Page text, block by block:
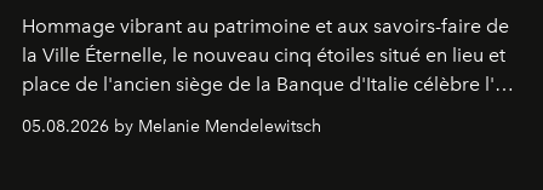
Hommage vibrant au patrimoine et aux savoirs-faire de
la Ville Éternelle, le nouveau cinq étoiles situé en lieu et
place de l'ancien siège de la Banque d'Italie célèbre l'art
de vivre Romain dans toute son élégance intemporelle.
05.08.2026 by Melanie Mendelewitsch